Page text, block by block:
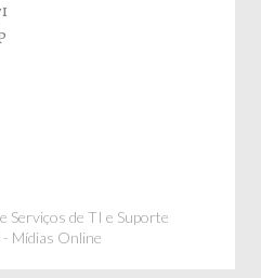
de TI e Suporte
- Mídias Online